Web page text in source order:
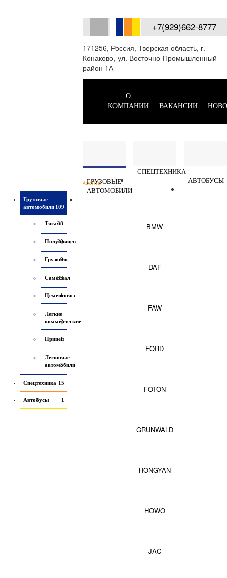
+7(929)662-8777
171256, Россия, Тверская область, г.
Конаково, ул. Восточно-Промышленный
район 1А
О
КОМПАНИИ
ВАКАНСИИ
ГРУЗОВЫЕ
АВТОМОБИЛИ
СПЕЦТЕХНИКА
АВТОБУСЫ
AutoFleet
Грузовые
автомобили 109
Тягач38
Полуприцеп
20
Грузовик
9
Самосвал
33
Цементовоз
1
Легкие
коммерческие
2
Прицеп
1
Легковые
автомобили
5
Спецтехника 15
Автобусы 1
BMW
DAF
FAW
FORD
FOTON
GRUNWALD
HONGYAN
HOWO
JAC